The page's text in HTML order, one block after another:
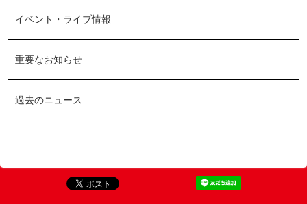
イベント・ライブ情報
重要なお知らせ
過去のニュース